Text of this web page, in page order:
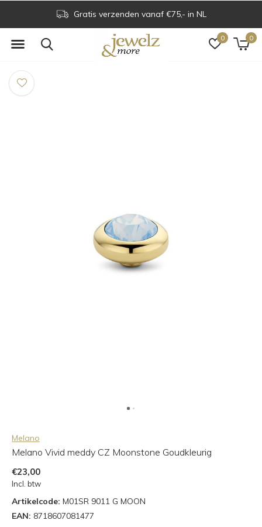
0 0
Gratis verzenden vanaf €75,- in NL
Melano
Melano Vivid meddy CZ Moonstone Goudkleurig
€23,00
Incl. btw
Artikelcode: M01SR 9011 G MOON
EAN: 8718607081477